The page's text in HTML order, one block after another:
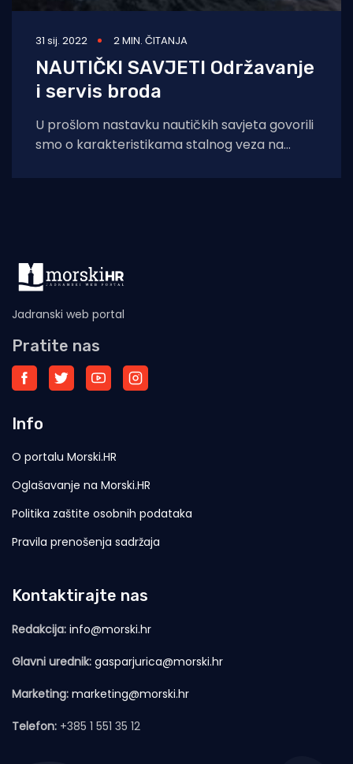
31 sij. 2022 2 MIN. ČITANJA
NAUTIČKI SAVJETI Održavanje
i servis broda
U prošlom nastavku nautičkih savjeta govorili
smo o karakteristikama stalnog veza na
Jadranski web portal
Pratite nas
Info
O portalu Morski.HR
Oglašavanje na Morski.HR
Politika zaštite osobnih podataka
Pravila prenošenja sadržaja
Kontaktirajte nas
Redakcija: info@morski.hr
Glavni urednik: gasparjurica@morski.hr
Marketing: marketing@morski.hr
Telefon: +385 1 551 35 12